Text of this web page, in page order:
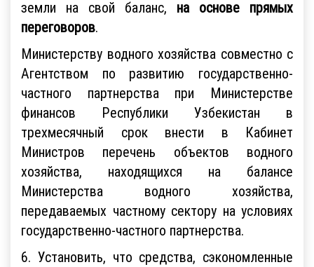
земли на свой баланс, на основе прямых
переговоров.
Министерству водного хозяйства совместно с
Агентством по развитию государственно-
частного партнерства при Министерстве
финансов Республики Узбекистан в
трехмесячный срок внести в Кабинет
Министров перечень объектов водного
хозяйства, находящихся на балансе
Министерства водного хозяйства,
передаваемых частному сектору на условиях
государственно-частного партнерства.
6. Установить, что средства, сэкономленные